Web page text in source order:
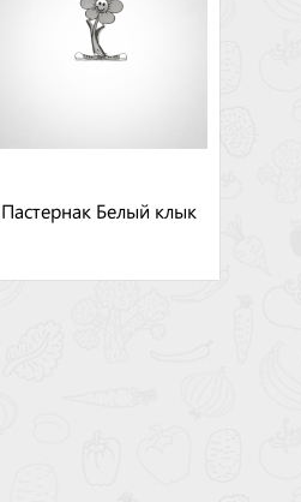
Пастернак Белый клык